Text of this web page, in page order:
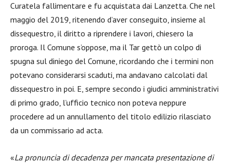
Curatela fallimentare e fu acquistata dai Lanzetta. Che nel
maggio del 2019, ritenendo d’aver conseguito, insieme al
dissequestro, il diritto a riprendere i lavori, chiesero la
proroga. Il Comune s’oppose, ma il Tar gettò un colpo di
spugna sul diniego del Comune, ricordando che i termini non
potevano considerarsi scaduti, ma andavano calcolati dal
dissequestro in poi. E, sempre secondo i giudici amministrativi
di primo grado, l’ufficio tecnico non poteva neppure
procedere ad un annullamento del titolo edilizio rilasciato
da un commissario ad acta.
«La pronuncia di decadenza per mancata presentazione di